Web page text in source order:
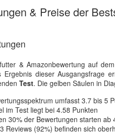
& Preise der
& Amazonbewertung auf
Ergebnis dieser Ausgangsfrage
Test. Die gelben Säulen in
umfasst 3.7 bis 5
im Test liegt bei 4.58 Punkten
30% der Bewertungen starten ab
Reviews (92%) befinden sich